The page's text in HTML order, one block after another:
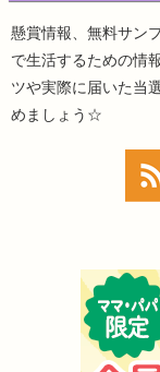
懸賞情報、無料サン
で生活するための情
ツや実際に届いた当
めましょう☆